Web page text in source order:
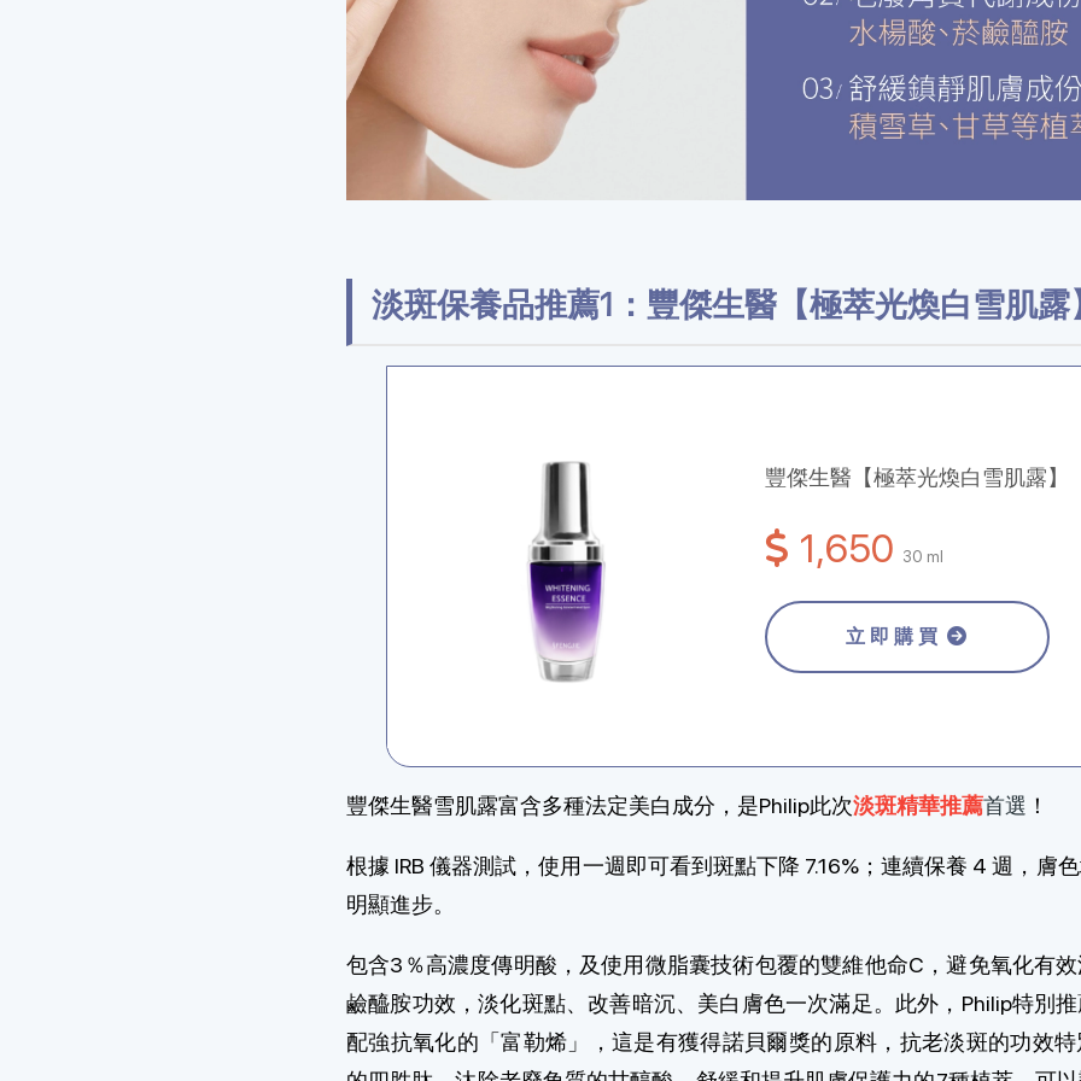
淡斑保養品推薦1： 豐傑生醫【極萃光煥白雪肌露
豐傑生醫【極萃光煥白雪肌露】
1,650 30 ml
立即購買
豐傑生醫雪肌露富含多種法定美白成分，是Philip此次淡斑精華推薦首選 ！
根據 IRB 儀器測試，使用一週即可看到斑點下降 7.16%；連續保養 4 週，膚
明顯進步。
包含3％高濃度傳明酸，及使用微脂囊技術包覆的雙維他命C，避免氧化有
鹼醯胺功效，淡化斑點、改善暗沉、美白膚色一次滿足。此外，Philip特別
配強抗氧化的「富勒烯」，這是有獲得諾貝爾獎的原料，抗老淡斑的功效